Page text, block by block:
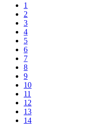
1
2
3
4
5
6
7
8
9
10
11
12
13
14